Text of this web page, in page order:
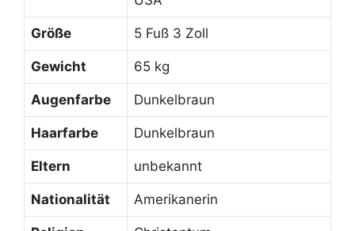
Größe 5 Fuß 3 Zoll
Gewicht 65 kg
Augenfarbe Dunkelbraun
Haarfarbe Dunkelbraun
Eltern unbekannt
Nationalität Amerikanerin